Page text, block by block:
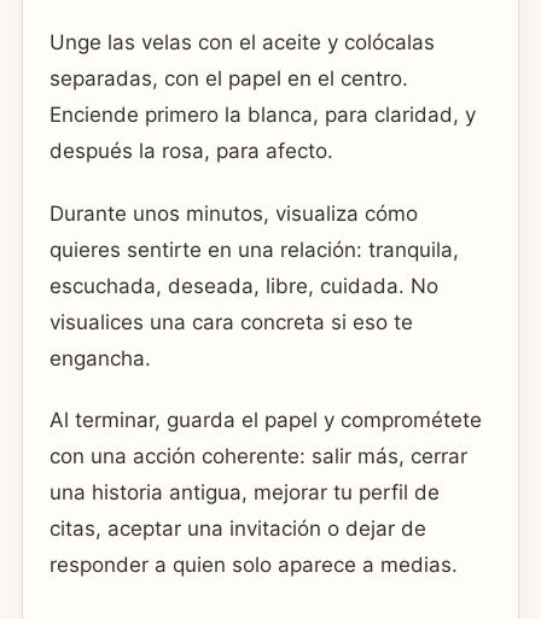
Unge las velas con el aceite y colócalas
separadas, con el papel en el centro.
Enciende primero la blanca, para claridad, y
después la rosa, para afecto.
Durante unos minutos, visualiza cómo
quieres sentirte en una relación: tranquila,
escuchada, deseada, libre, cuidada. No
visualices una cara concreta si eso te
engancha.
Al terminar, guarda el papel y comprométete
con una acción coherente: salir más, cerrar
una historia antigua, mejorar tu perfil de
citas, aceptar una invitación o dejar de
responder a quien solo aparece a medias.